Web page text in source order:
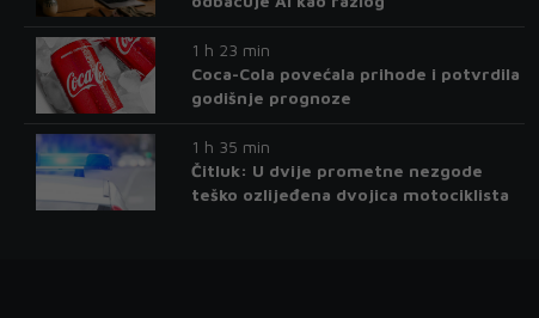
1 h 23 min
Coca-Cola povećala prihode i potvrdila
godišnje prognoze
1 h 35 min
Čitluk: U dvije prometne nezgode
teško ozlijeđena dvojica motociklista